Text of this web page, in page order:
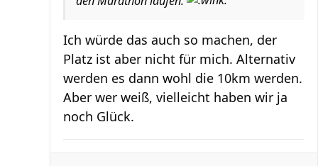
Ich würde das auch so machen, der
Platz ist aber nicht für mich. Alternativ
werden es dann wohl die 10km werden.
Aber wer weiß, vielleicht haben wir ja
noch Glück.